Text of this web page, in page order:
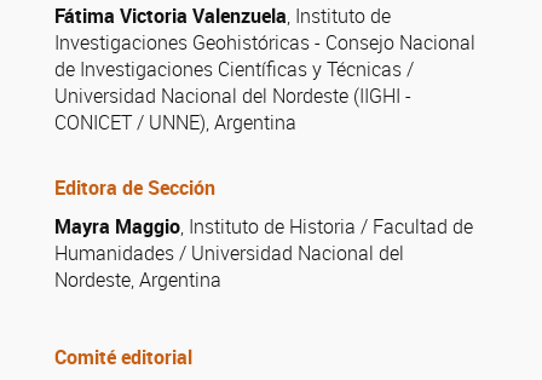
Fátima Victoria Valenzuela, Instituto de
Investigaciones Geohistóricas - Consejo Nacional
de Investigaciones Científicas y Técnicas /
Universidad Nacional del Nordeste (IIGHI -
CONICET / UNNE), Argentina
Editora de Sección
Mayra Maggio, Instituto de Historia / Facultad de
Humanidades / Universidad Nacional del
Nordeste, Argentina
Comité editorial